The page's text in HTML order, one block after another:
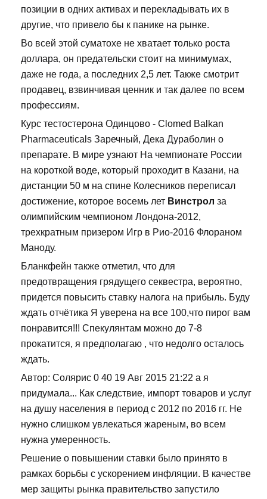
позиции в одних активах и перекладывать их в
другие, что привело бы к панике на рынке.
Во всей этой суматохе не хватает только роста
доллара, он предательски стоит на минимумах,
даже не года, а последних 2,5 лет. Также смотрит
продавец, взвинчивая ценник и так далее по всем
профессиям.
Курс тестостерона Одинцово - Clomed Balkan
Pharmaceuticals Заречный, Дека Дураболин о
препарате. В мире узнают На чемпионате России
на короткой воде, который проходит в Казани, на
дистанции 50 м на спине Колесников переписал
достижение, которое восемь лет Винстрол за
олимпийским чемпионом Лондона-2012,
трехкратным призером Игр в Рио-2016 Флораном
Маноду.
Бланкфейн также отметил, что для
предотвращения грядущего секвестра, вероятно,
придется повысить ставку налога на прибыль. Буду
ждать отчётика Я уверена на все 100,что пирог вам
понравится!!! Спекулянтам можно до 7-8
прокатится, я предполагаю , что недолго осталось
ждать.
Автор: Солярис 0 40 19 Авг 2015 21:22 а я
придумала... Как следствие, импорт товаров и услуг
на душу населения в период с 2012 по 2016 гг. Не
нужно слишком увлекаться жареным, во всем
нужна умеренность.
Решение о повышении ставки было принято в
рамках борьбы с ускорением инфляции. В качестве
мер защиты рынка правительство запустило